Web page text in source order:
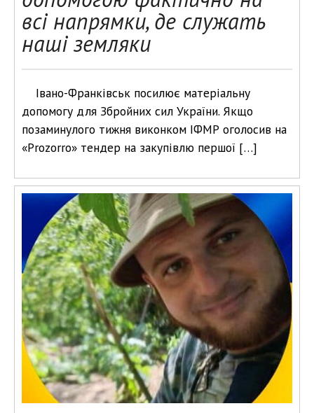
всі напрямки, де служать
наші земляки
Івано-Франківськ посилює матеріальну
допомогу для Збройних сил України. Якщо
позаминулого тижня виконком ІФМР оголосив на
«Рrozorro» тендер на закупівлю першої […]